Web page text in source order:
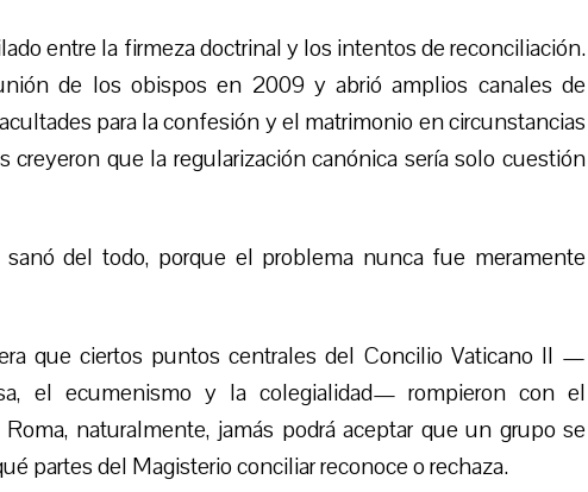
entre la firmeza doctrinal y los intentos de reconciliación.
de los obispos en 2009 y abrió amplios canales de
para la confesión y el matrimonio en circunstancias
creyeron que la regularización canónica sería solo cuestión
del todo, porque el problema nunca fue meramente
que ciertos puntos centrales del Concilio Vaticano II —
el ecumenismo y la colegialidad— rompieron con el
naturalmente, jamás podrá aceptar que un grupo se
partes del Magisterio conciliar reconoce o rechaza.